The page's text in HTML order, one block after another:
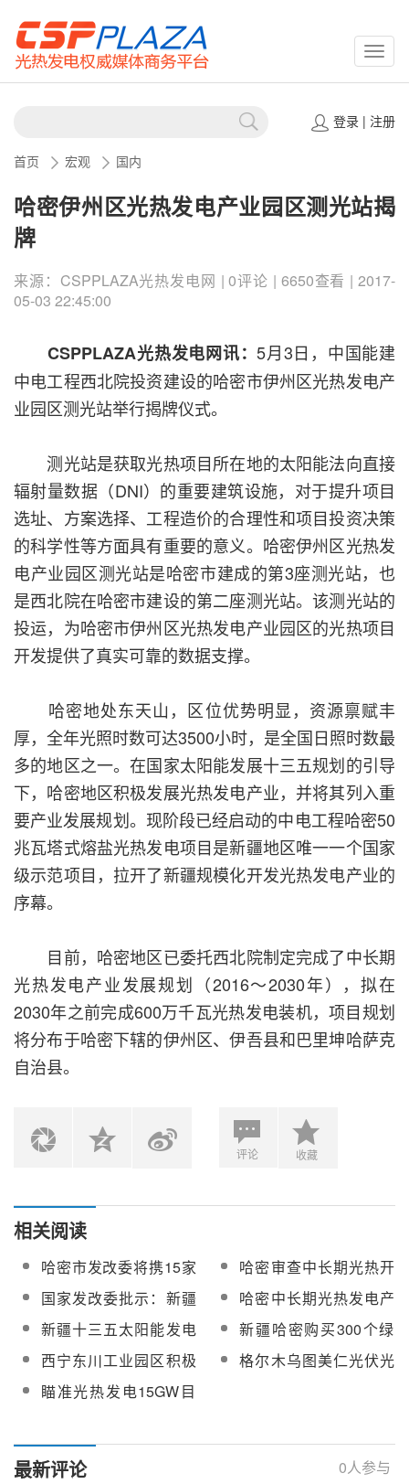
登录| 注册
首页 宏观 国内
哈密伊州区光热发电产业园区测光站揭
牌
来源：CSPPLAZA光热发电网 | 0评论 | 6650查看 | 2017-
05-03 22:45:00
CSPPLAZA光热发电网讯：5月3日，中国能建
中电工程西北院投资建设的哈密市伊州区光热发电产
业园区测光站举行揭牌仪式。
测光站是获取光热项目所在地的太阳能法向直接
辐射量数据（DNI）的重要建筑设施，对于提升项目
选址、方案选择、工程造价的合理性和项目投资决策
的科学性等方面具有重要的意义。哈密伊州区光热发
电产业园区测光站是哈密市建成的第3座测光站，也
是西北院在哈密市建设的第二座测光站。该测光站的
投运，为哈密市伊州区光热发电产业园区的光热项目
开发提供了真实可靠的数据支撑。
哈密地处东天山，区位优势明显，资源禀赋丰
厚，全年光照时数可达3500小时，是全国日照时数最
多的地区之一。在国家太阳能发展十三五规划的引导
下，哈密地区积极发展光热发电产业，并将其列入重
要产业发展规划。现阶段已经启动的中电工程哈密50
兆瓦塔式熔盐光热发电项目是新疆地区唯一一个国家
级示范项目，拉开了新疆规模化开发光热发电产业的
序幕。
目前，哈密地区已委托西北院制定完成了中长期
光热发电产业发展规划（2016～2030年），拟在
2030年之前完成600万千瓦光热发电装机，项目规划
将分布于哈密下辖的伊州区、伊吾县和巴里坤哈萨克
自治县。
评论 收藏
相关阅读
哈密市发改委将携15家
开发商代表团全力支持
CPC2017
哈密审查中长期光热开
发规划 2020年拟完成
150万千瓦光热装机
国家发改委批示：新疆
十三五期间完成100万
千瓦光热装机
哈密中长期光热发电产
业发展规划（2016—
2030年）通过评审
新疆十三五太阳能发电
规划正式印发 光热装机
100万千瓦
新疆哈密购买300个绿
证，助力可再生能源发
展
西宁东川工业园区积极
筹建光热产业园
格尔木乌图美仁光伏光
瞄准光热发电15GW目
与测风塔补充扩网建站
最新评论 0人参与